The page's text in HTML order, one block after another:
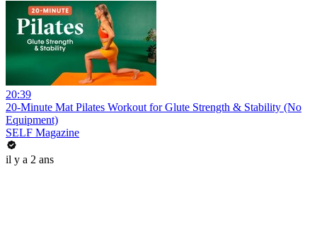
20:39
20-Minute Mat Pilates Workout for Glute Strength & Stability (No
Equipment)
SELF Magazine
il y a 2 ans